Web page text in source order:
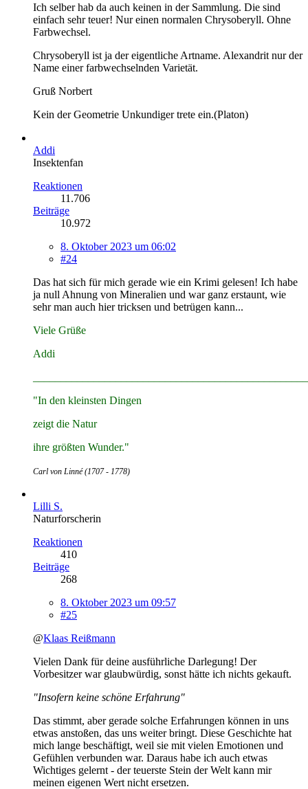
Ich selber hab da auch keinen in der Sammlung. Die sind
einfach sehr teuer! Nur einen normalen Chrysoberyll. Ohne
Farbwechsel.
Chrysoberyll ist ja der eigentliche Artname. Alexandrit nur der
Name einer farbwechselnden Varietät.
Gruß Norbert
Kein der Geometrie Unkundiger trete ein.(Platon)
Addi
Insektenfan
Reaktionen
11.706
Beiträge
10.972
8. Oktober 2023 um 06:02
#24
Das hat sich für mich gerade wie ein Krimi gelesen! Ich habe
ja null Ahnung von Mineralien und war ganz erstaunt, wie
sehr man auch hier tricksen und betrügen kann...
Viele Grüße
Addi
"In den kleinsten Dingen
zeigt die Natur
ihre größten Wunder."
Carl von Linné (1707 - 1778)
Lilli S.
Naturforscherin
Reaktionen
410
Beiträge
268
8. Oktober 2023 um 09:57
#25
@Klaas Reißmann
Vielen Dank für deine ausführliche Darlegung! Der
Vorbesitzer war glaubwürdig, sonst hätte ich nichts gekauft.
"Insofern keine schöne Erfahrung"
Das stimmt, aber gerade solche Erfahrungen können in uns
etwas anstoßen, das uns weiter bringt. Diese Geschichte hat
mich lange beschäftigt, weil sie mit vielen Emotionen und
Gefühlen verbunden war. Daraus habe ich auch etwas
Wichtiges gelernt - der teuerste Stein der Welt kann mir
meinen eigenen Wert nicht ersetzen.